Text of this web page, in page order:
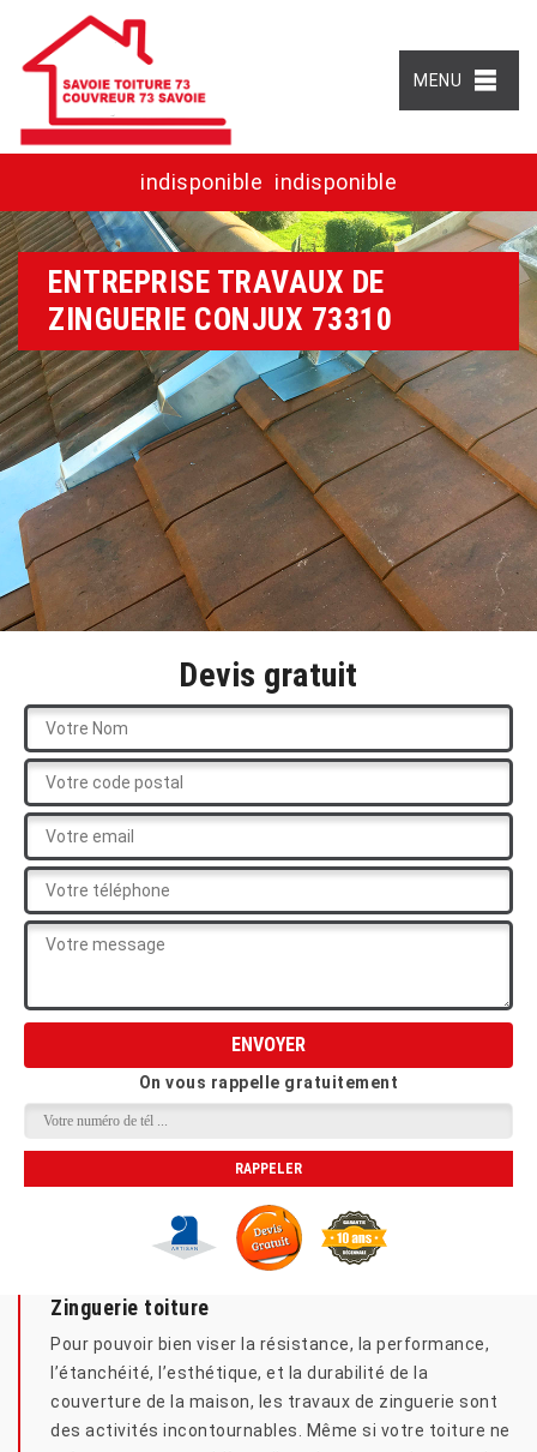
MENU
indisponible indisponible
ENTREPRISE TRAVAUX DE
ZINGUERIE CONJUX 73310
Devis gratuit
On vous rappelle gratuitement
Zinguerie toiture
Pour pouvoir bien viser la résistance, la performance,
l’étanchéité, l’esthétique, et la durabilité de la
couverture de la maison, les travaux de zinguerie sont
des activités incontournables. Même si votre toiture ne